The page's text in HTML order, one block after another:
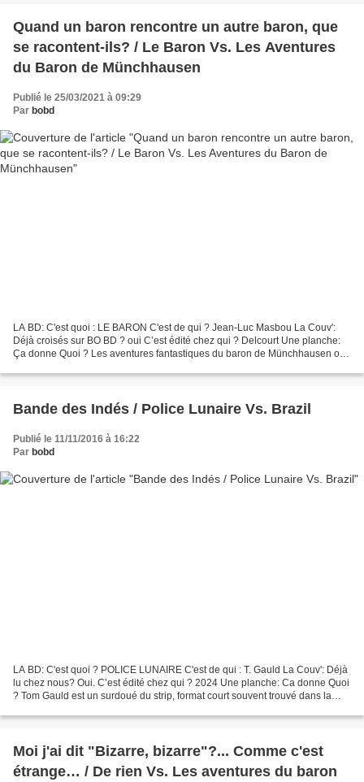
Quand un baron rencontre un autre baron, que
se racontent-ils? / Le Baron Vs. Les Aventures
du Baron de Münchhausen
Publié le 25/03/2021 à 09:29
Par bobd
LA BD: C'est quoi : LE BARON C'est de qui ? Jean-Luc Masbou La Couv':
Déjà croisés sur BO BD ? oui C’est édité chez qui ? Delcourt Une planche:
Ça donne Quoi ? Les aventures fantastiques du baron de Münchhausen ont
Bande des Indés / Police Lunaire Vs. Brazil
Publié le 11/11/2016 à 16:22
Par bobd
LA BD: C'est quoi ? POLICE LUNAIRE C'est de qui : T. Gauld La Couv': Déjà
lu chez nous? Oui. C’est édité chez qui ? 2024 Une planche: Ca donne Quoi
? Tom Gauld est un surdoué du strip, format court souvent trouvé dans la
Moi j'ai dit "Bizarre, bizarre"?... Comme c'est
étrange… / De rien Vs. Les aventures du baron